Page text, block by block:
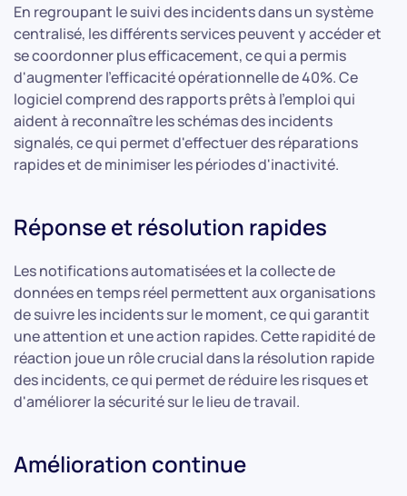
En regroupant le suivi des incidents dans un système
centralisé, les différents services peuvent y accéder et
se coordonner plus efficacement, ce qui a permis
d'augmenter l'efficacité opérationnelle de 40%. Ce
logiciel comprend des rapports prêts à l'emploi qui
aident à reconnaître les schémas des incidents
signalés, ce qui permet d'effectuer des réparations
rapides et de minimiser les périodes d'inactivité.
Réponse et résolution rapides
Les notifications automatisées et la collecte de
données en temps réel permettent aux organisations
de suivre les incidents sur le moment, ce qui garantit
une attention et une action rapides. Cette rapidité de
réaction joue un rôle crucial dans la résolution rapide
des incidents, ce qui permet de réduire les risques et
d'améliorer la sécurité sur le lieu de travail.
Amélioration continue